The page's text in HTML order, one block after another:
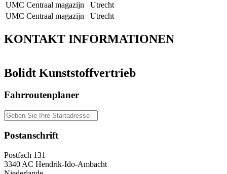
UMC Centraal magazijn
Utrecht
UMC Centraal magazijn
Utrecht
KONTAKT INFORMATIONEN
Bolidt Kunststoffvertrieb
Fahrroutenplaner
Postanschrift
Postfach 131
3340 AC Hendrik-Ido-Ambacht